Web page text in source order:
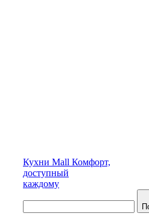
Кухни Mall Комфорт,
доступный
каждому